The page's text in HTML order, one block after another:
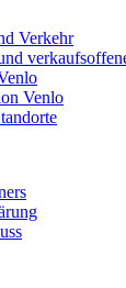
Verkehr
Venlo